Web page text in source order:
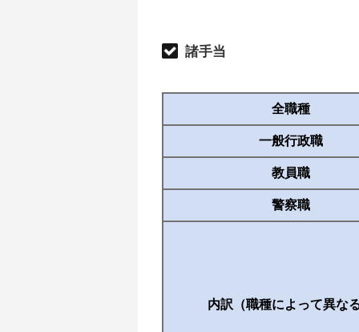
諸手当
全職種
一般行政職
教員職
警察職
内訳（職種によって異な